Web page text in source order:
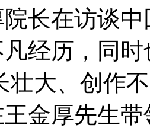
长在访谈
经历，同
壮大、创作
金厚先生